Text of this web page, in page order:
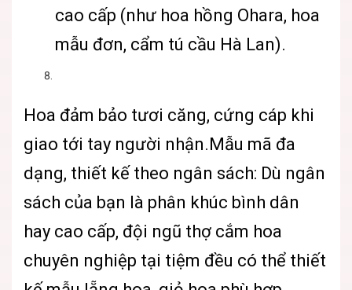
cao cấp (như hoa hồng Ohara, hoa
mẫu đơn, cẩm tú cầu Hà Lan).
Hoa đảm bảo tươi căng, cứng cáp khi
giao tới tay người nhận.Mẫu mã đa
dạng, thiết kế theo ngân sách: Dù ngân
sách của bạn là phân khúc bình dân
hay cao cấp, đội ngũ thợ cắm hoa
chuyên nghiệp tại tiệm đều có thể thiết